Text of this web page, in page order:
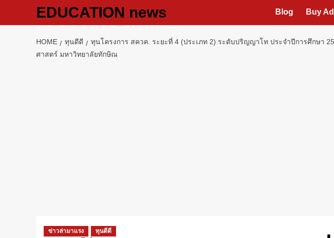
EDUCATION news Blog Buy
HOME ทุนดีดี
ทุนโครงการ สควค. ระยะที่ 4 (ประเภท 2) ระดับปริญญาโท ประจำปีการศึกษ
ศาสตร์ มหาวิทยาลัยทักษิณ
ข่าวล่ามาแรง ทุนดีดี